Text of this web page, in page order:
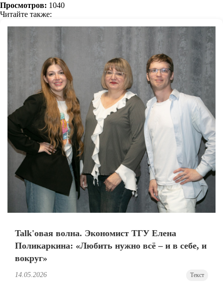
Просмотров: 1040
Читайте также:
Talk'овая волна. Экономист ТГУ Елена
Поликаркина: «Любить нужно всё – и в себе, и
вокруг»
14.05.2026 Текст